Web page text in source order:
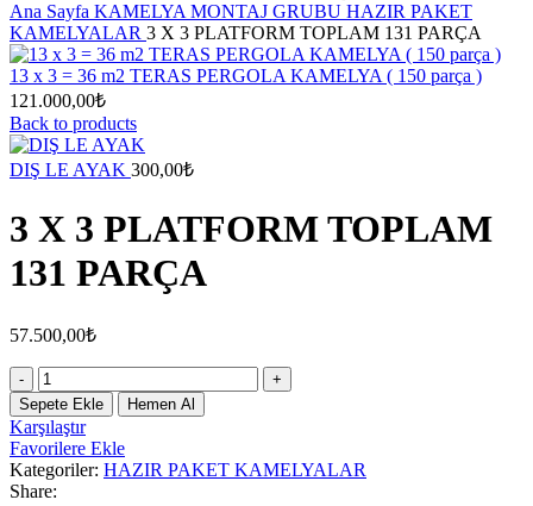
Ana Sayfa KAMELYA MONTAJ GRUBU HAZIR PAKET
KAMELYALAR 3 X 3 PLATFORM TOPLAM 131 PARÇA
13 x 3 = 36 m2 TERAS PERGOLA KAMELYA ( 150 parça )
121.000,00₺
Back to products
DIŞ LE AYAK 300,00₺
3 X 3 PLATFORM TOPLAM
131 PARÇA
57.500,00₺
3
X
3
PLATFORM
TOPLAM
131
Sepete Ekle Hemen Al
Karşılaştır
Favorilere Ekle
Kategoriler: HAZIR PAKET KAMELYALAR
Share: